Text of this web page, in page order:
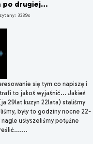
po drugiej...
3389x
się tym co napiszę i
to jakoś wyjaśnić... Jakieś
29lat kuzyn 22lata) staliśmy
były to godziny nocne 22-
usłyszeliśmy potężne